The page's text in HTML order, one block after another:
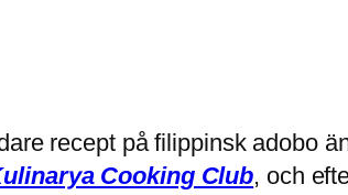
recept på filippinsk adobo
Cooking Club, och